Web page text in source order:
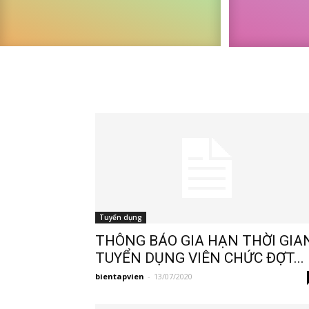
Tuyển dụng
THÔNG BÁO GIA HẠN THỜI
TUYỂN DỤNG VIÊN CHỨC ĐỢT...
bientapvien - 13/07/2020